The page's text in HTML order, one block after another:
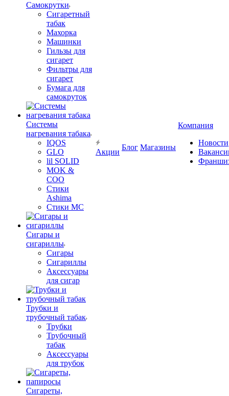
Самокрутки
Сигаретный
табак
Махорка
Машинки
Гильзы для
сигарет
Фильтры для
сигарет
Бумага для
самокруток
Системы
нагревания табака
IQOS
GLO
lil SOLID
MOK &
COO
Стики
Ashima
Стики MC
Сигары и
сигариллы
Сигары
Сигариллы
Аксессуары
для сигар
Трубки и
трубочный табак
Трубки
Трубочный
табак
Аксессуары
для трубок
Сигареты,
Акции
Блог Магазины
Компания
Новости